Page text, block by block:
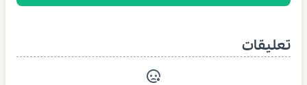
تعليقات